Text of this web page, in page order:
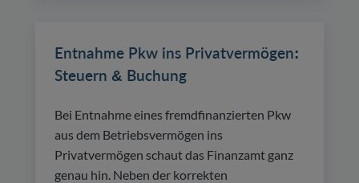
Entnahme Pkw ins Privatvermögen:
Steuern & Buchung
Bei Entnahme eines fremdfinanzierten Pkw
aus dem Betriebsvermögen ins
Privatvermögen schaut das Finanzamt ganz
genau hin. Neben der korrekten